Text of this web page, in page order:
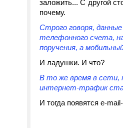
заложить... С другой
почему.
Строго говоря,
телефонного счета,
поручения, а
И ладушки. И что?
В то же время в сети,
интернет-трафик
И тогда появятся e-